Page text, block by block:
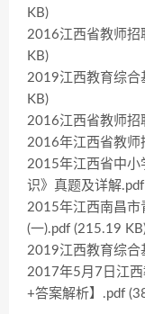
KB)
2016江西省教师招
KB)
2019江西教育综合
KB)
2016江西省教师招
2016年江西省教师
2015年江西省中小
识》真题及详解
2015年江西南昌市
(一).pdf (215.19
2019江西教育综合
2017年5月7日江
+答案解析】.pdf